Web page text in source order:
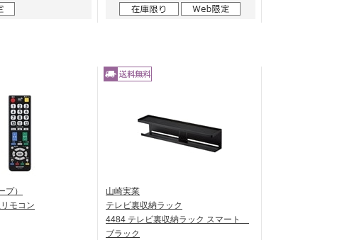
）
モコン
山崎実業
テレビ裏収納ラック
4484 テレビ裏収納ラック スマート
ブラック